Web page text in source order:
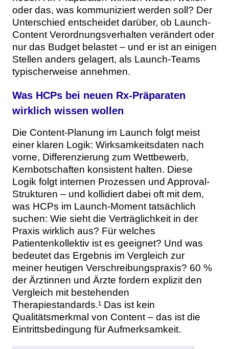
Digital Health
Personen
Abonnement
Über uns
Werben
oder das, was kommuniziert werden soll? Der
Unterschied entscheidet darüber, ob Launch-
Content Verordnungsverhalten verändert oder
nur das Budget belastet – und er ist an einigen
Stellen anders gelagert, als Launch-Teams
typischerweise annehmen.
Was HCPs bei neuen Rx-Präparaten
wirklich wissen wollen
Die Content-Planung im Launch folgt meist
einer klaren Logik: Wirksamkeitsdaten nach
vorne, Differenzierung zum Wettbewerb,
Kernbotschaften konsistent halten. Diese
Logik folgt internen Prozessen und Approval-
Strukturen – und kollidiert dabei oft mit dem,
was HCPs im Launch-Moment tatsächlich
suchen: Wie sieht die Verträglichkeit in der
Praxis wirklich aus? Für welches
Patientenkollektiv ist es geeignet? Und was
bedeutet das Ergebnis im Vergleich zur
meiner heutigen Verschreibungspraxis? 60 %
der Ärztinnen und Ärzte fordern explizit den
Vergleich mit bestehenden
Therapiestandards.¹ Das ist kein
Qualitätsmerkmal von Content – das ist die
Eintrittsbedingung für Aufmerksamkeit.